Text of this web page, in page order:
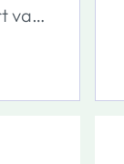
van